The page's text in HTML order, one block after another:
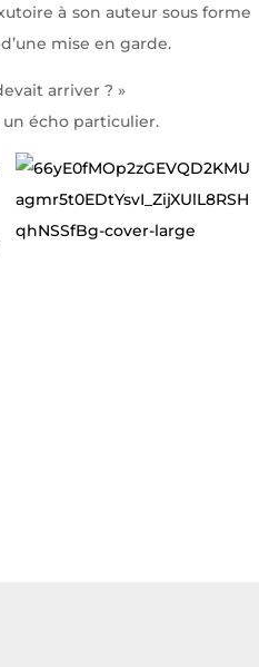
à son auteur sous forme
mise en garde.
arriver ? »
un écho particulier.